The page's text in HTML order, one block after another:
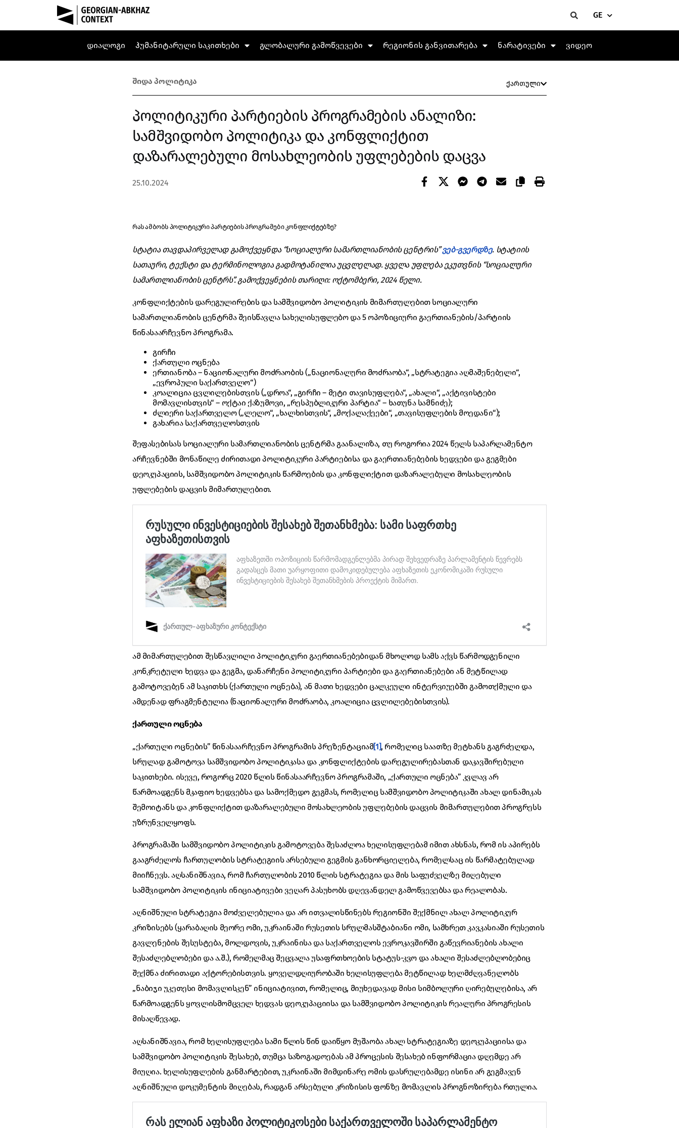
GE
დიალოგი ჰუმანიტარული საკითხები გლობალური გამოწვევები რეგიონის განვითარება ნარატივები ვიდეო
შიდა პოლიტიკა ქართული
პოლიტიკური პარტიების პროგრამების ანალიზი:
სამშვიდობო პოლიტიკა და კონფლიქტით
დაზარალებული მოსახლეობის უფლებების დაცვა
25.10.2024
რას ამბობს პოლიტიკური პარტიების პროგრამები კონფლიქტებზე?
სტატია თავდაპირველად გამოქვეყნდა “სოციალური სამართლიანობის ცენტრის”ვებ-გვერდზე. სტატიის
სათაური, ტექსტი და ტერმინოლოგია გადმოტანილია უცვლელად. ყველა უფლება ეკუთვნის “სოციალური
სამართლიანობის ცენტრს”. გამოქვეყნების თარიღი: ოქტომბერი, 2024 წელი.
კონფლიქტების დარეგულირების და სამშვიდობო პოლიტიკის მიმართულებით სოციალური
სამართლიანობის ცენტრმა შეისწავლა სახელისუფლებო და 5 ოპოზიციური გაერთიანების/პარტიის
წინასაარჩევნო პროგრამა.
გირჩი
ქართული ოცნება
ერთიანობა – ნაციონალური მოძრაობის („ნაციონალური მოძრაობა“, „სტრატეგია აღმაშენებელი“,
„ევროპული საქართველო“)
კოალიცია ცვლილებისთვის („დროა“, „გირჩი – მეტი თავისუფლება“, „ახალი“, „აქტივისტები
მომავლისთვის“ – ოქტაი ქაზუმოვი, „რესპუბლიკური პარტია“ – ხათუნა სამნიძე);
ძლიერი საქართველო („ლელო“, „ხალხისთვის“, „მოქალაქეები“, „თავისუფლების მოედანი“);
გახარია საქართველოსთვის
შეფასებისას სოციალური სამართლიანობის ცენტრმა გაანალიზა, თუ როგორია 2024 წელს საპარლამენტო
არჩევნებში მონაწილე ძირითადი პოლიტიკური პარტიებისა და გაერთიანებების ხედვები და გეგმები
დეოკუპაციის, სამშვიდობო პოლიტიკის წარმოების და კონფლიქტით დაზარალებული მოსახლეობის
უფლებების დაცვის მიმართულებით.
ამ მიმართულებით შესწავლილი პოლიტიკური გაერთიანებებიდან მხოლოდ სამს აქვს წარმოდგენილი
კონკრეტული ხედვა და გეგმა, დანარჩენი პოლიტიკური პარტიები და გაერთიანებები ან მეტწილად
გამოტოვებენ ამ საკითხს (ქართული ოცნება), ან მათი ხედვები ცალკეული ინტერვიუებში გამოთქმული და
ამდენად ფრაგმენტულია (ნაციონალური მოძრაობა, კოალიცია ცვლილებებისთვის).
ქართულიოცნება
„ქართული ოცნების” წინასაარჩევნო პროგრამის პრეზენტაციამ[1], რომელიც საათზე მეტხანს გაგრძელდა,
სრულად გამოტოვა სამშვიდობო პოლიტიკასა და კონფლიქტების დარეგულირებასთან დაკავშირებული
საკითხები. ისევე, როგორც 2020 წლის წინასაარჩევნო პროგრამაში, „ქართული ოცნება” კვლავ არ
წარმოადგენს მკაფიო ხედვებსა და სამოქმედო გეგმას, რომელიც სამშვიდობო პოლიტიკაში ახალ დინამიკას
შემოიტანს და კონფლიქტით დაზარალებული მოსახლეობის უფლებების დაცვის მიმართულებით პროგრესს
უზრუნველყოფს.
პროგრამაში სამშვიდობო პოლიტიკის გამოტოვება შესაძლოა ხელისუფლებამ იმით ახსნას, რომ ის აპირებს
გააგრძელოს ჩართულობის სტრატეგიის არსებული გეგმის განხორციელება, რომელსაც ის წარმატებულად
მიიჩნევს. აღსანიშნავია, რომ ჩართულობის 2010 წლის სტრატეგია და მის საფუძველზე მიღებული
სამშვიდობო პოლიტიკის ინიციატივები ვეღარ პასუხობს დღევანდელ გამოწვევებსა და რეალობას.
აღნიშნული სტრატეგია მოძველებულია და არ ითვალისწინებს რეგიონში შექმნილ ახალ პოლიტიკურ
კრიზისებს (ყარაბაღის მეორე ომი, უკრაინაში რუსეთის სრულმასშტაბიანი ომი, სამხრეთ კავკასიაში რუსეთის
გავლენების შესუსტება, მოლდოვის, უკრაინისა და საქართველოს ევროკავშირში გაწევრიანების ახალი
შესაძლებლობები და ა.შ.), რომელმაც შეცვალა უსაფრთხოების სტატუს-კვო და ახალი შესაძლებლობებიც
შექმნა ძირითადი აქტორებისთვის. ყოველდღიურობაში ხელისუფლება მეტწილად ხელმძღვანელობს
„ნაბიჯი უკეთესი მომავლისკენ” ინიციატივით, რომელიც, მიუხედავად მისი სიმბოლური ღირებულებისა, არ
წარმოადგენს ყოვლისმომცველ ხედვას დეოკუპაციისა და სამშვიდობო პოლიტიკის რეალური პროგრესის
მისაღწევად.
აღსანიშნავია, რომ ხელისუფლება სამი წლის წინ დაიწყო მუშაობა ახალ სტრატეგიაზე დეოკუპაციისა და
სამშვიდობო პოლიტიკის შესახებ, თუმცა საზოგადოებას ამ პროცესის შესახებ ინფორმაცია დღემდე არ
მიუღია. ხელისუფლების განმარტებით, უკრაინაში მიმდინარე ომის დასრულებამდე ისინი არ გეგმავენ
აღნიშნული დოკუმენტის მიღებას, რადგან არსებული კრიზისის ფონზე მომავლის პროგნოზირება რთულია.